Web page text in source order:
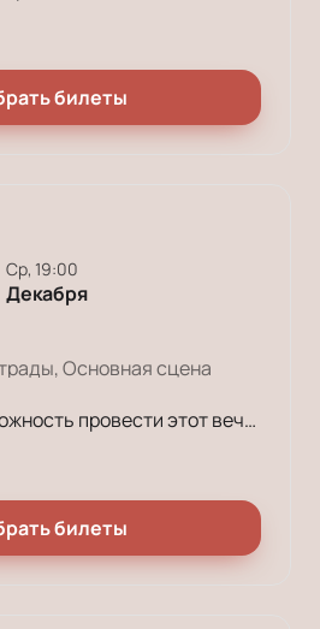
билеты
ср, 19:00
Декабря
Основная сцена
Не упустите возможность провести этот вечер в компании героев постановки «Это всё она»!
билеты